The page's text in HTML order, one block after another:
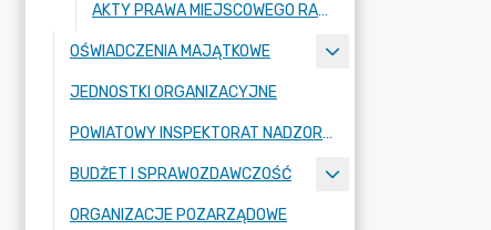
AKTY PRAWA MIEJSCOWEGO RADY POWIATU ZGORZELECKIEGO
OŚWIADCZENIA MAJĄTKOWE
JEDNOSTKI ORGANIZACYJNE
POWIATOWY INSPEKTORAT NADZORU BUDOWLANEGO
BUDŻET I SPRAWOZDAWCZOŚĆ
ORGANIZACJE POZARZĄDOWE